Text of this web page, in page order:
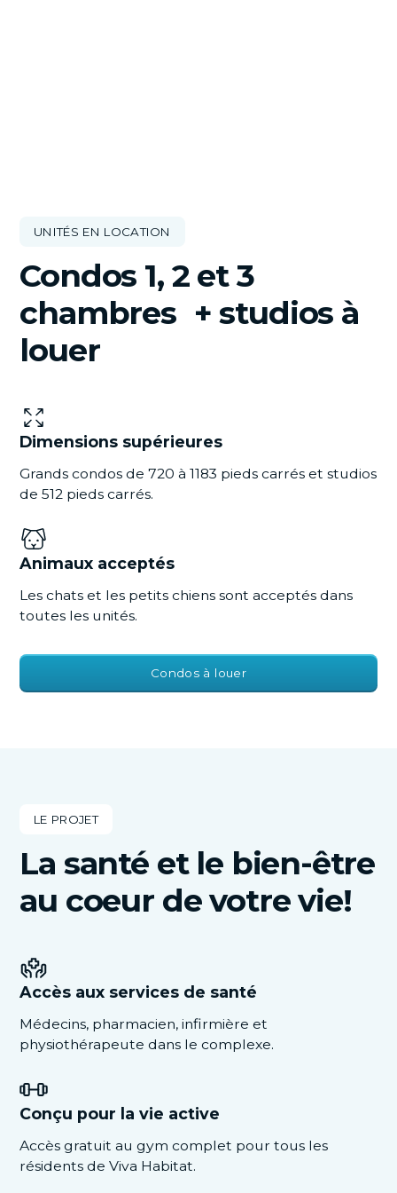
UNITÉS EN LOCATION
Condos 1, 2 et 3
chambres + studios à
louer
Dimensions supérieures
Grands condos de 720 à 1183 pieds carrés et studios
de 512 pieds carrés.
Animaux acceptés
Les chats et les petits chiens sont acceptés dans
toutes les unités.
Condos à louer
LE PROJET
La santé et le bien-être
au coeur de votre vie!
Accès aux services de santé
Médecins, pharmacien, infirmière et
physiothérapeute dans le complexe.
Conçu pour la vie active
Accès gratuit au gym complet pour tous les
résidents de Viva Habitat.